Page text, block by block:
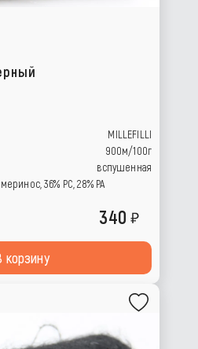
MILLEFILLI
900м/100г
вспушенная
36% РС, 28% РА
340
корзину